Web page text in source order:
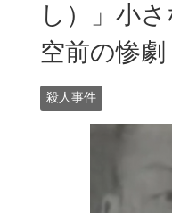
し）」小
空前の惨劇
殺人事件